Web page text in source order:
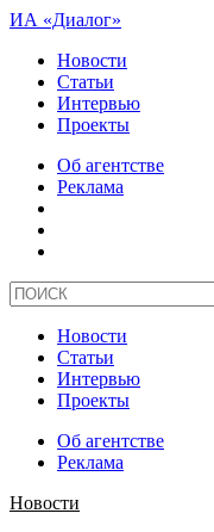
ИА «Диалог»
Новости
Статьи
Интервью
Проекты
Об агентстве
Реклама
Новости
Статьи
Интервью
Проекты
Об агентстве
Реклама
Новости